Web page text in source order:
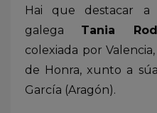
Hai que destacar a
galega Tania
colexiada por
de Honra, xunto a
García (Aragón).